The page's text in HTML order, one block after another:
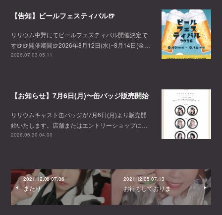
【告知】ビールフェスティバル🍺
リリウム中野にてビールフェスティバル開催決定で
す🍺🍺開催期間🍺2026年8月12日(水)~8月14日(金…
2026.07.03 05:11
【お知らせ】7月6日(月)〜缶バッジ販売開始
リリウムキャスト缶バッジが7月6日(月)より販売開
始いたします。店舗またはエントリーショップに…
2026.06.30 04:00
2021.12.06 07:36
またり
2021.12.05 07:13
お待ちしておりま